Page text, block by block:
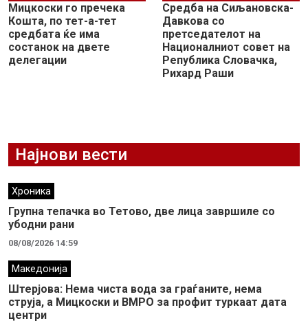
Мицкоски го пречека
Кошта, по тет-а-тет
средбата ќе има
состанок на двете
делегации
Средба на Сиљановска-
Давкова со
претседателот на
Националниот совет на
Република Словачка,
Рихард Раши
Најнови вести
Хроника
Групна тепачка во Тетово, две лица завршиле со
убодни рани
08/08/2026 14:59
Македонија
Штерјова: Нема чиста вода за граѓаните, нема
струја, а Мицкоски и ВМРО за профит туркаат дата
центри